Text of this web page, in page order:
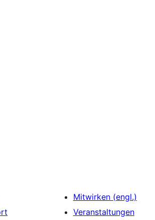
Mitwirken (engl.)
Veranstaltungen